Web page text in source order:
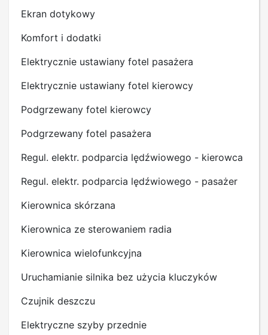
Ekran dotykowy
Komfort i dodatki
Elektrycznie ustawiany fotel pasażera
Elektrycznie ustawiany fotel kierowcy
Podgrzewany fotel kierowcy
Podgrzewany fotel pasażera
Regul. elektr. podparcia lędźwiowego - kierowca
Regul. elektr. podparcia lędźwiowego - pasażer
Kierownica skórzana
Kierownica ze sterowaniem radia
Kierownica wielofunkcyjna
Uruchamianie silnika bez użycia kluczyków
Czujnik deszczu
Elektryczne szyby przednie